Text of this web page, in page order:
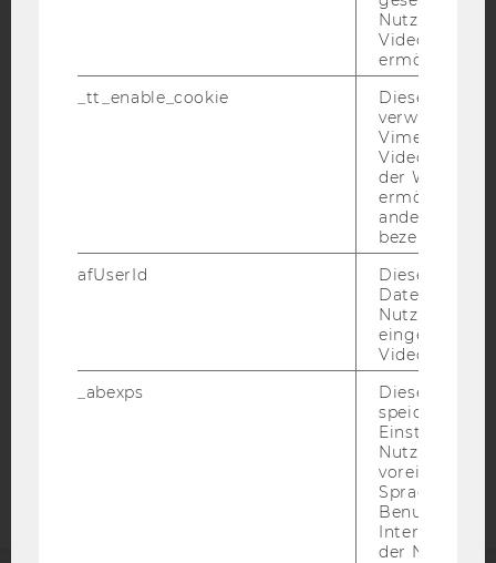
Bluesky
BARRIEREFREIHEITSERKLÄRUNG WEBSEITE
DATENSCHUTZERKLÄRUNG
DATENSCHUTZERKLÄRUNG SOCIAL MEDIA
STUDIENBEWERBER*INNEN UND STUDIERENDE
COOKIE EINSTELLUNGEN
Barrierefreiheitserklärung
Nutzung des
Videoplayers
ermöglichen
_tt_enable_cookie
Dieses
verwendet,
Vimeo-
der WU-
ermöglichen
andere nicht
bezeichnete
afUserId
Dieses
Daten von
Videos
_abexps
Dieses Cookie
speichert
Nutzer*in, zB.
Sprache,
der Nutzer*in